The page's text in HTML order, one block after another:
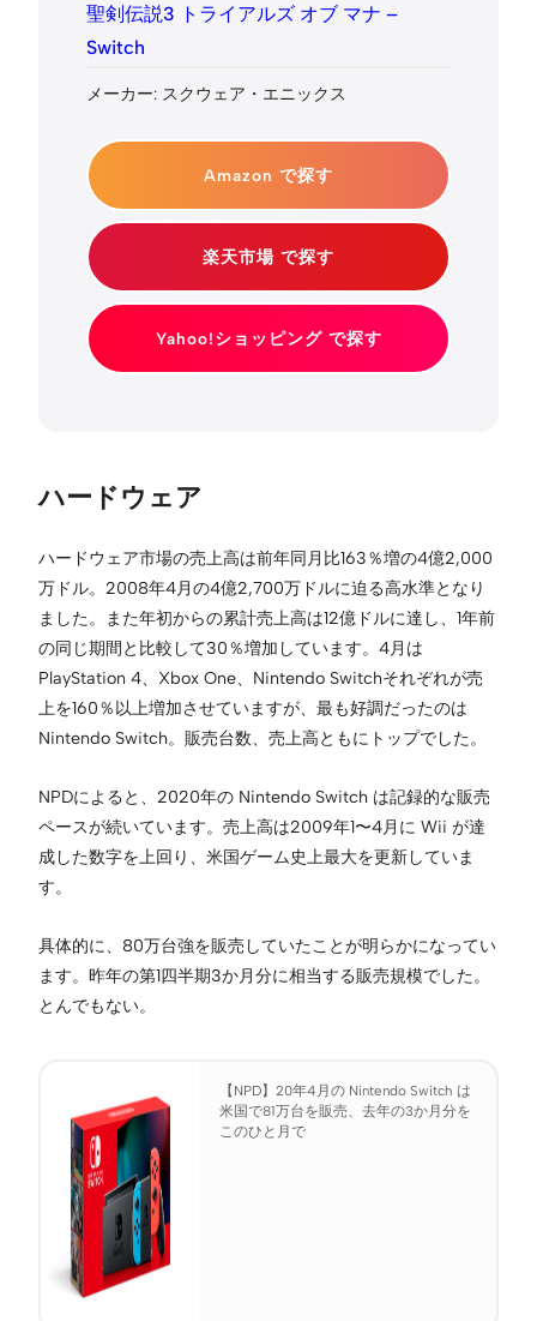
聖剣伝説3 トライアルズ オブ マナ –
Switch
メーカー: スクウェア・エニックス
Amazon で探す
楽天市場 で探す
Yahoo!ショッピング で探す
ハードウェア
ハードウェア市場の売上高は前年同月比163％増の4億2,000
万ドル。2008年4月の4億2,700万ドルに迫る高水準となり
ました。また年初からの累計売上高は12億ドルに達し、1年前
の同じ期間と比較して30％増加しています。4月は
PlayStation 4、Xbox One、Nintendo Switchそれぞれが売
上を160％以上増加させていますが、最も好調だったのは
Nintendo Switch。販売台数、売上高ともにトップでした。
NPDによると、2020年の Nintendo Switch は記録的な販売
ペースが続いています。売上高は2009年1〜4月に Wii が達
成した数字を上回り、米国ゲーム史上最大を更新していま
す。
具体的に、80万台強を販売していたことが明らかになってい
ます。昨年の第1四半期3か月分に相当する販売規模でした。
とんでもない。
【NPD】20年4月の Nintendo Switch は
米国で81万台を販売、去年の3か月分を
このひと月で